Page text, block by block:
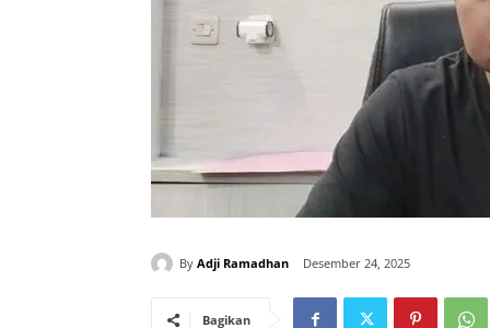
By Adji Ramadhan Desember 24, 2025
Bagikan